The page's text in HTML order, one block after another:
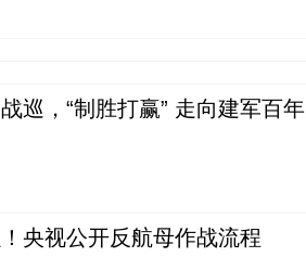
巡，“制胜打赢” 走向建军百年
央视公开反航母作战流程